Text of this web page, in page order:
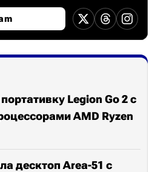
Legion Go 2 с
AMD Ryzen
десктоп Area-51 с